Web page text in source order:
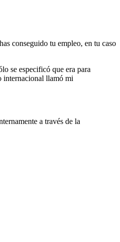
conseguido tu empleo, en tu caso
se especificó que era para
internacional llamó mi
a través de la